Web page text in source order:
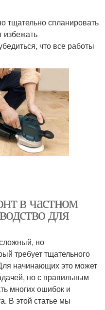
тщательно спланировать
избежать
что все работы
в частном
для
но
требует тщательного
начинающих это может
но с правильным
многих ошибок и
В этой статье мы